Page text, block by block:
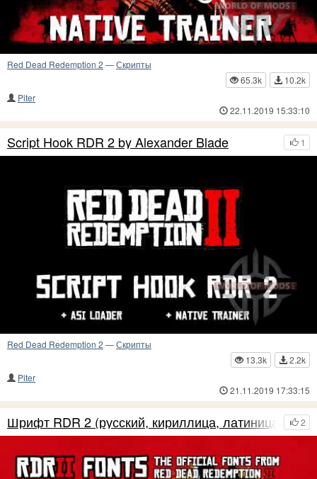
Red Dead Redemption 2 —Скрипты
65.3k
10.2k
Piter
22.11.2019 15:33:10
1
Script Hook RDR 2 by Alexander Blade
Red Dead Redemption 2 —Скрипты
13.3k
2.2k
Piter
21.11.2019 17:33:15
2
Шрифт RDR 2 (русский, кириллица, латиница)